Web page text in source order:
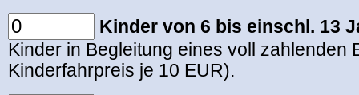
Kinder von 6 bis einschl. 13
Kinder in Begleitung eines voll zahlenden
Kinderfahrpreis je 10 EUR).